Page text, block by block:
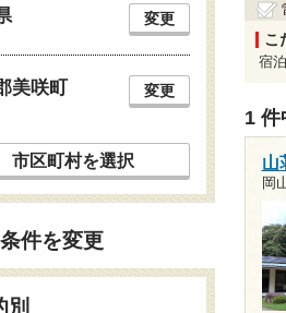
こ
宿泊
1 件
山
岡
変更
美咲町 変更
市区町村を選択
件を変更
別